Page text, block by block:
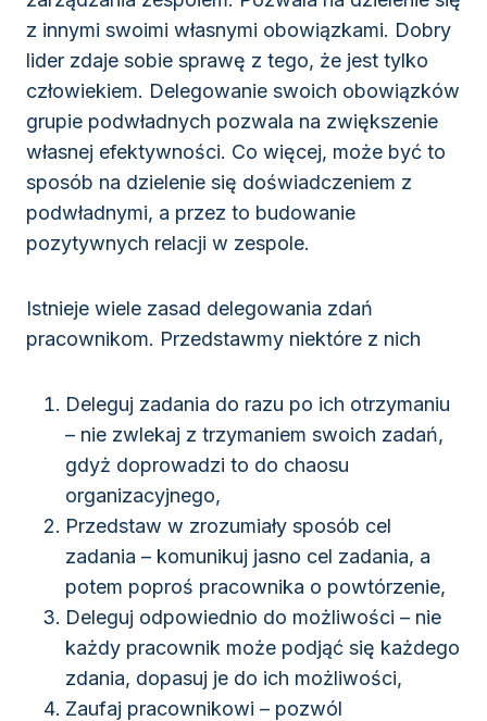
z innymi swoimi własnymi obowiązkami. Dobry
lider zdaje sobie sprawę z tego, że jest tylko
człowiekiem. Delegowanie swoich obowiązków
grupie podwładnych pozwala na zwiększenie
własnej efektywności. Co więcej, może być to
sposób na dzielenie się doświadczeniem z
podwładnymi, a przez to budowanie
pozytywnych relacji w zespole.
Istnieje wiele zasad delegowania zdań
pracownikom. Przedstawmy niektóre z nich
Deleguj zadania do razu po ich otrzymaniu
– nie zwlekaj z trzymaniem swoich zadań,
gdyż doprowadzi to do chaosu
organizacyjnego,
Przedstaw w zrozumiały sposób cel
zadania – komunikuj jasno cel zadania, a
potem poproś pracownika o powtórzenie,
Deleguj odpowiednio do możliwości – nie
każdy pracownik może podjąć się każdego
zdania, dopasuj je do ich możliwości,
Zaufaj pracownikowi – pozwól